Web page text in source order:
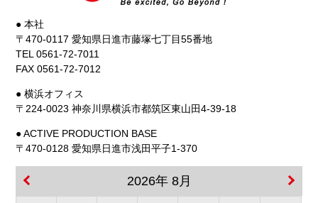
● 本社
〒470-0117 愛知県日進市藤塚七丁目55番地
TEL 0561-72-7011
FAX 0561-72-7012
● 横浜オフィス
〒224-0023 神奈川県横浜市都筑区東山田4-39-18
● ACTIVE PRODUCTION BASE
〒470-0128 愛知県日進市浅田平子1-370
2026年 8月